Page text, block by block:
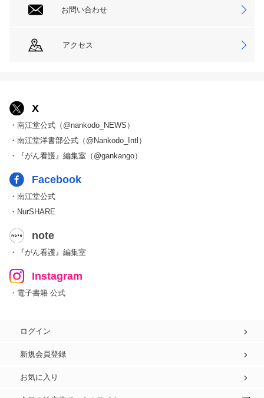
お問い合わせ
アクセス
X
・南江堂公式（@nankodo_NEWS）
・南江堂洋書部公式（@Nankodo_Intl）
・『がん看護』編集室（@gankango）
Facebook
・南江堂公式
・NurSHARE
note
・『がん看護』編集室
Instagram
・電子書籍 公式
ログイン
新規会員登録
お気に入り